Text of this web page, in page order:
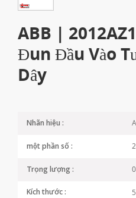
ABB |
Đun Đầu Vào
Dây
Nhãn hiệu :
một phần số :
Trọng lượng :
Kích thước :